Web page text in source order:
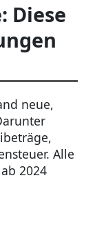
Diese
neue,
Alle
2024